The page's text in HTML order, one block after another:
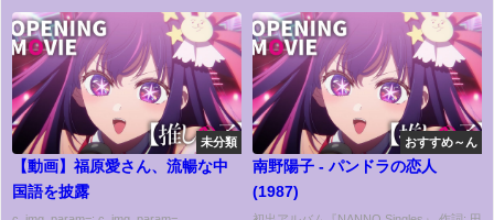
未分類
【動画】福原愛さん、流暢な中
国語を披露
おすすめ～ん
南野陽子 - パンドラの恋人
(1987)